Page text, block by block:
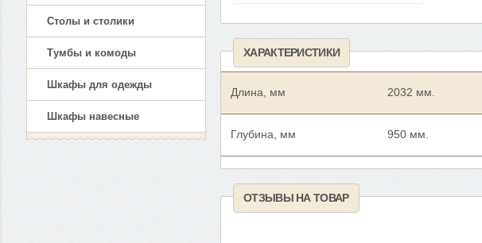
ХАРАКТЕРИСТИКИ
Длина, мм 2032 мм.
Глубина, мм 950 мм.
ОТЗЫВЫ НА ТОВАР
Столы и столики
Тумбы и комоды
Шкафы для одежды
Шкафы навесные